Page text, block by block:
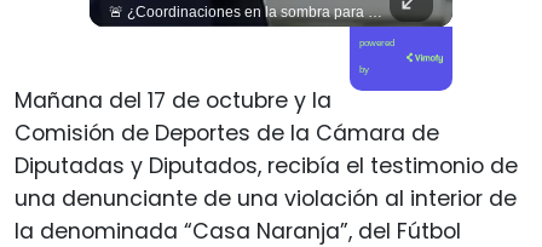
🚨 ¿Coordinaciones en la sombra para blindar una candidatura presidencial? Nuevos chats salpican a Andrés Chadwick. 🇨🇱⚖️ Mensajes incautados por la Fiscalía revelan que el exministro operó junto a Luis Hermosilla para preparar a testigos clave en la causa por coimas de LAN en 2009. Las conversaciones desmienten la versión de Chadwick sobre haberse enterado del caso por la prensa, exponiendo una estrategia judicial y comunicacional para evitar que el escándalo de información privilegiada y pagos indebidos afectara la carrera de Sebastián Piñera a La Moneda. 📲💣 🎥 Revisa el desglose completo de los chats y los detalles del reportaje en elciudadano.com 🔗 (Link en la biografía). ¿Qué impacto crees que tienen estas revelaciones en la trastienda del poder político? Te leemos en los comentarios. 💬👇🏼
powered
by
Mañana del 17 de octubre y la
Comisión de Deportes de la Cámara de
Diputadas y Diputados, recibía el testimonio de
una denunciante de una violación al interior de
la denominada “Casa Naranja”, del Fútbol